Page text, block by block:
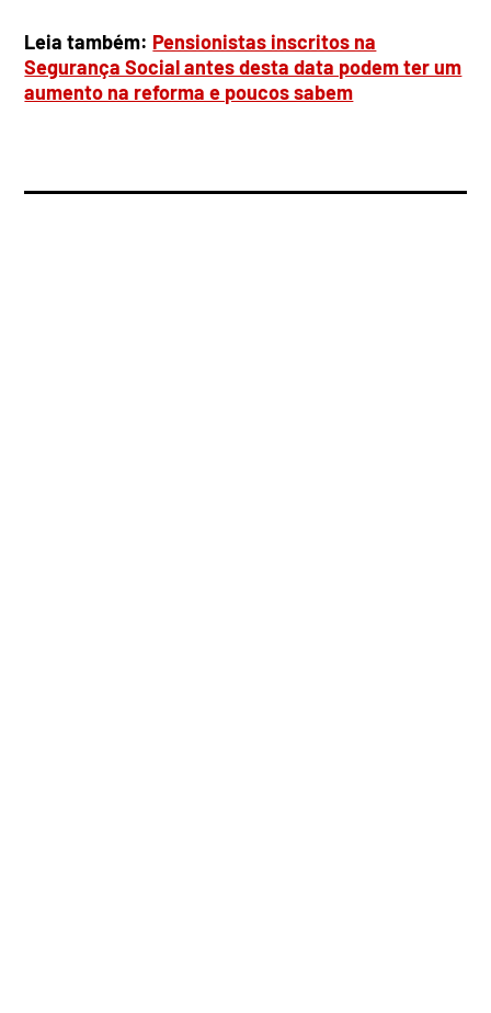
Leia também: Pensionistas inscritos na
Segurança Social antes desta data podem ter um
aumento na reforma e poucos sabem